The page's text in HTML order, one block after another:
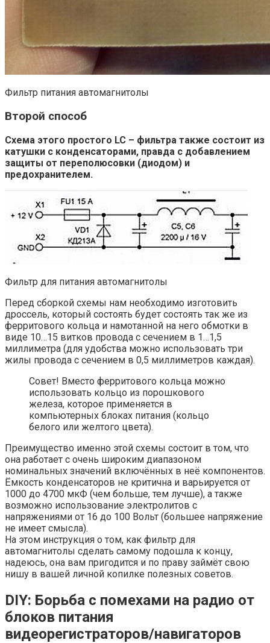
Фильтр питания автомагнитолы
Второй способ
Схема этого простого LC – фильтра также состоит из
катушки с конденсаторами, правда с добавлением
защиты от переполюсовки (диодом) и
предохранителем.
Фильтр для питания автомагнитолы
Перед сборкой схемы нам необходимо изготовить
дроссель, который состоять будет состоять так же из
ферритового кольца и намотанной на него обмотки в
виде 10…15 витков провода с сечением в 1…1,5
миллиметра (для удобства можно использовать три
жилы провода с сечением в 0,5 миллиметров каждая).
Совет! Вместо ферритового кольца можно
использовать кольцо из порошкового
железа, которое применяется в
компьютерных блоках питания (кольцо
белого или желтого цвета).
Преимущество именно этой схемы состоит в том, что
она работает с очень широким диапазоном
номинальных значений включённых в неё компонентов.
Ёмкость конденсаторов не критична и варьируется от
1000 до 4700 мкФ (чем больше, тем лучше), а также
возможно использование электролитов с
напряжениями от 16 до 100 Вольт (большее напряжение
не имеет смысла).
На этом инструкция о том, как фильтр для
автомагнитолы сделать самому подошла к концу,
надеюсь, она вам пригодится и по праву займёт свою
нишу в вашей личной копилке полезных советов.
DIY: Борьба с помехами на радио от
блоков питания
видеорегистраторов/навигаторов